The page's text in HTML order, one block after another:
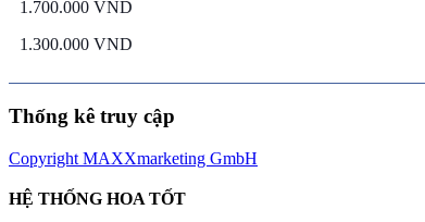
1.700.000 VND
1.300.000 VND
Thống kê truy cập
Copyright MAXXmarketing GmbH
HỆ THỐNG HOA TỐT